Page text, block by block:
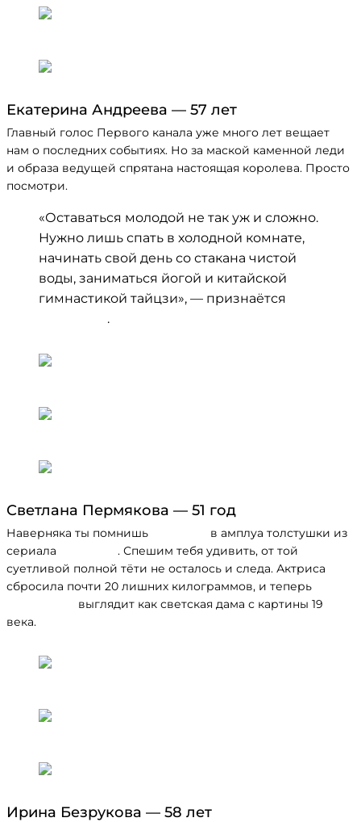
Екатерина Андреева — 57 лет
Главный голос Первого канала уже много лет вещает
нам о последних событиях. Но за маской каменной леди
и образа ведущей спрятана настоящая королева. Просто
посмотри.
«Оставаться молодой не так уж и сложно.
Нужно лишь спать в холодной комнате,
начинать свой день со стакана чистой
воды, заниматься йогой и китайской
гимнастикой тайцзи», — признаётся
.
Светлана Пермякова — 51 год
Наверняка ты помнишь
в амплуа толстушки из
сериала
. Спешим тебя удивить, от той
суетливой полной тёти не осталось и следа. Актриса
сбросила почти 20 лишних килограммов, и теперь
выглядит как светская дама с картины 19
века.
Ирина Безрукова — 58 лет